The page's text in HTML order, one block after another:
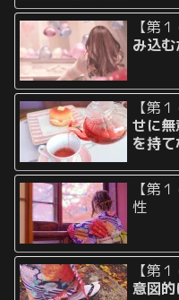
【第
み込
【第
せに
を持
【第
性
【第
意図